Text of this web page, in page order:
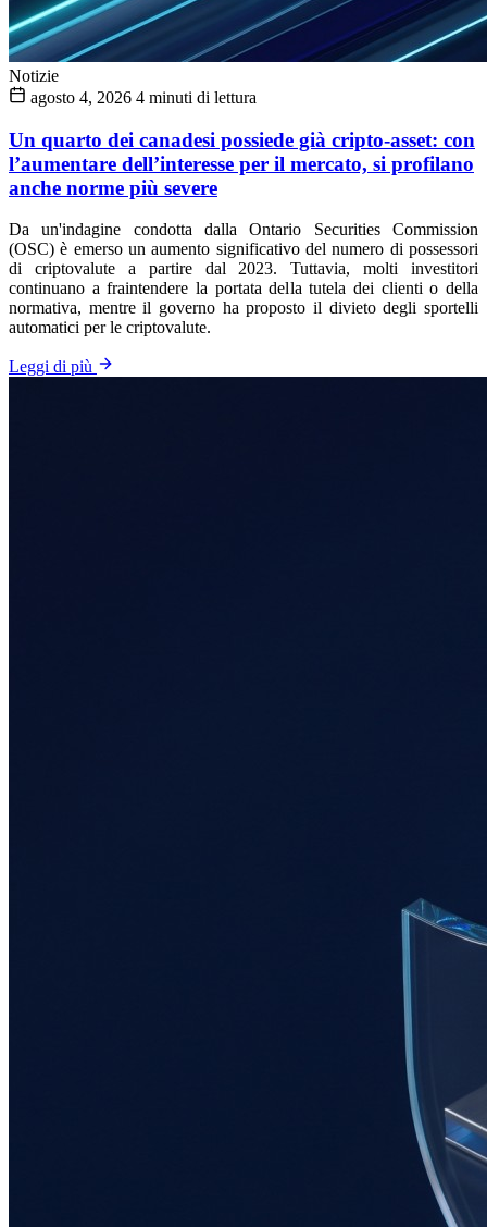
Notizie
agosto 4, 2026 4 minuti di lettura
Un quarto dei canadesi possiede già cripto-asset: con
l’aumentare dell’interesse per il mercato, si profilano
anche norme più severe
Da un'indagine condotta dalla Ontario Securities Commission
(OSC) è emerso un aumento significativo del numero di possessori
di criptovalute a partire dal 2023. Tuttavia, molti investitori
continuano a fraintendere la portata della tutela dei clienti o della
normativa, mentre il governo ha proposto il divieto degli sportelli
automatici per le criptovalute.
Leggi di più